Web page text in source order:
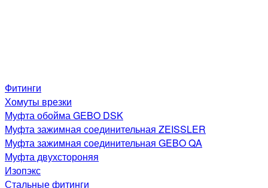
Фитинги
Хомуты врезки
Муфта обойма GEBO DSK
Муфта зажимная соединительная ZEISSLER
Муфта зажимная соединительная GEBO QA
Муфта двухстороняя
Изопэкс
Стальные фитинги